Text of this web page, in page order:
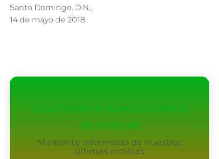
Santo Domingo, D.N.,
14 de mayo de 2018
Suscríbete a nuestro boletín
de noticias
Mantente informado de nuestras
últimas noticias